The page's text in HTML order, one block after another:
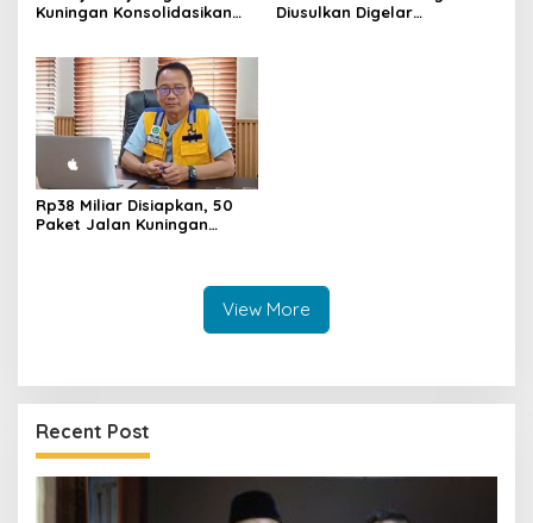
Kuningan Konsolidasikan
Muda
Diusulkan Digelar
Rp38 Miliar Disiapkan, 50
Paket Jalan Kuningan
View More
Recent Post